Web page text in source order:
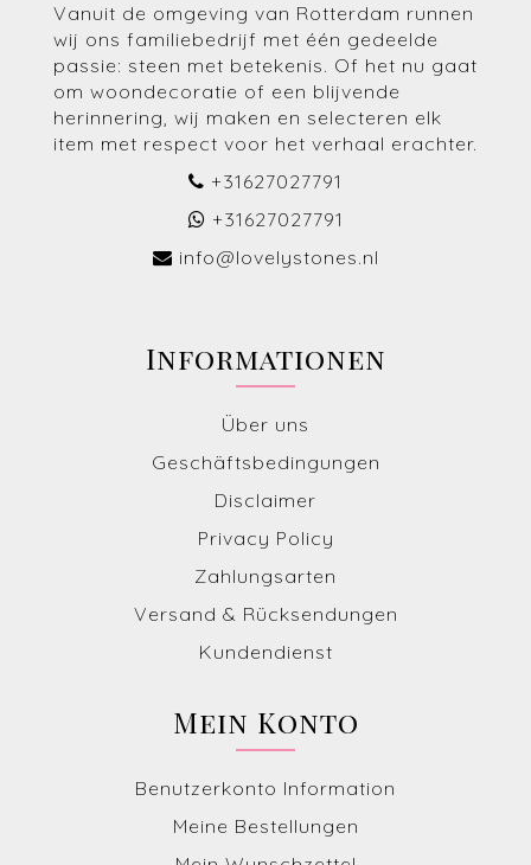
Vanuit de omgeving van Rotterdam runnen
wij ons familiebedrijf met één gedeelde
passie: steen met betekenis. Of het nu gaat
om woondecoratie of een blijvende
herinnering, wij maken en selecteren elk
item met respect voor het verhaal erachter.
+31627027791
+31627027791
info@lovelystones.nl
Informationen
Über uns
Geschäftsbedingungen
Disclaimer
Privacy Policy
Zahlungsarten
Versand & Rücksendungen
Kundendienst
Mein Konto
Benutzerkonto Information
Meine Bestellungen